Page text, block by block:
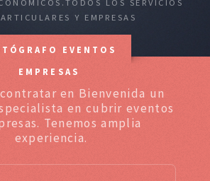
LOS SERVICIOS
Y EMPRESAS
EVENTOS
EMPRESAS
en Bienvenida un
en cubrir eventos
Tenemos amplia
experiencia.